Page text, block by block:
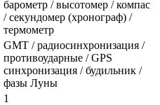
барометр / высотомер / компас
/ секундомер (хронограф) /
термометр
GMT / радиосинхронизация /
противоударные / GPS
синхронизация / будильник /
фазы Луны
1